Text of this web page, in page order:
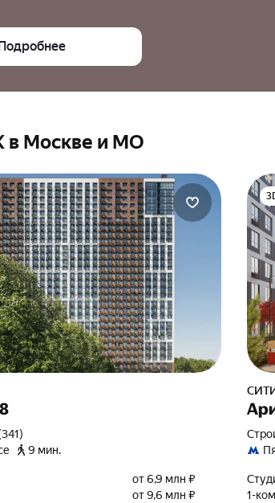
в Москве и МО
9 мин.
от 6,9 млн ₽
от 9,6 млн ₽
1-